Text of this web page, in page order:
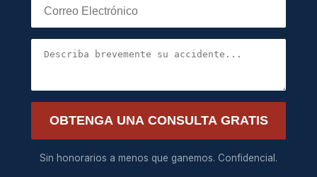
OBTENGA UNA CONSULTA GRATIS
Sin honorarios a menos que ganemos. Confidencial.